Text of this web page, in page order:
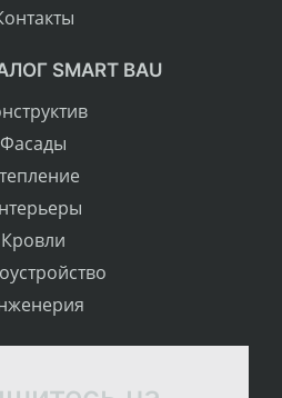
SMART BAU
Фасады
Кровли